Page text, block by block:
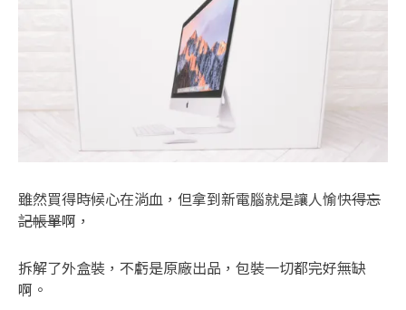
雖然買得時候心在淌血，但拿到新電腦就是讓人愉快得忘
記帳單啊，
拆解了外盒裝，不虧是原廠出品，包裝一切都完好無缺
啊。